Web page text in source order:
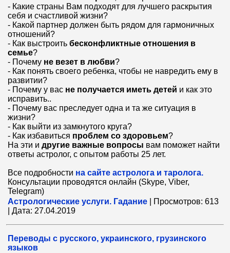
- Какие страны Вам подходят для лучшего раскрытия
себя и счастливой жизни?
- Какой партнер должен быть рядом для гармоничных
отношений?
- Как выстроить бесконфликтные отношения в
семье?
- Почему не везет в любви?
- Как понять своего ребенка, чтобы не навредить ему в
развитии?
- Почему у вас не получается иметь детей и как это
исправить..
- Почему вас преследует одна и та же ситуация в
жизни?
- Как выйти из замкнутого круга?
- Как избавиться проблем со здоровьем?
На эти и другие важные вопросы вам поможет найти
ответы астролог, с опытом работы 25 лет.
Все подробности на сайте астролога и таролога.
Консультации проводятся онлайн (Skype, Viber,
Telegram)
Астрологические услуги. Гадание
Просмотров: 613
Дата: 27.04.2019
Переводы с русского, украинского, грузинского
языков